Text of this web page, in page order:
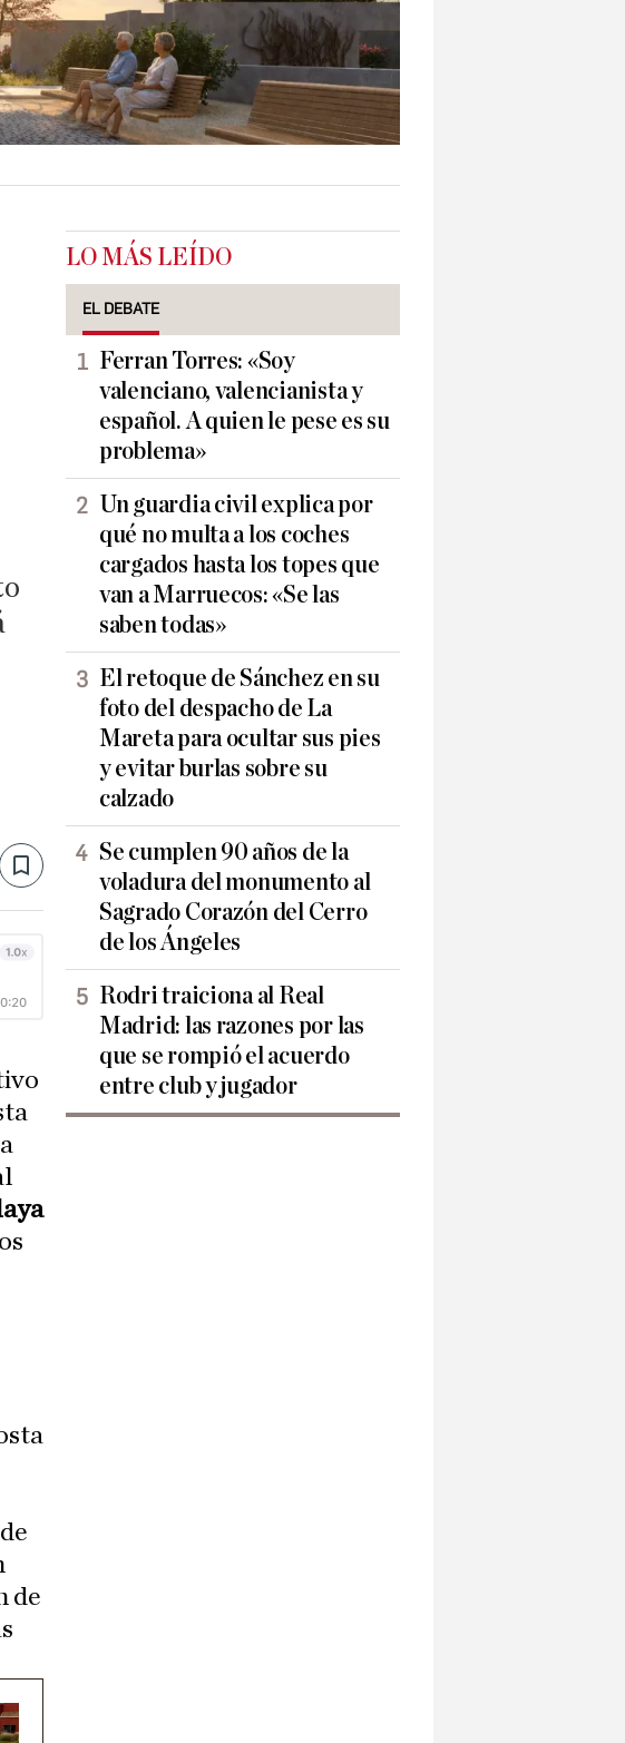
Save
de
LO MÁS LEÍDO
EL DEBATE
Ferran Torres: «Soy
valenciano, valencianista y
español. A quien le pese es su
problema»
Un guardia civil explica por
qué no multa a los coches
cargados hasta los topes que
van a Marruecos: «Se las
saben todas»
El retoque de Sánchez en su
foto del despacho de La
Mareta para ocultar sus pies
y evitar burlas sobre su
calzado
Se cumplen 90 años de la
voladura del monumento al
Sagrado Corazón del Cerro
de los Ángeles
Rodri traiciona al Real
Madrid: las razones por las
que se rompió el acuerdo
entre club y jugador